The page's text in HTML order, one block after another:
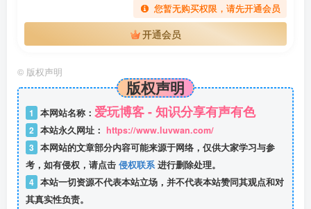
您暂无购买权限，请先开通会员
开通会员
© 版权声明
版权声明
1 本网站名称： 爱玩博客 - 知识分享有声有色
2 本站永久网址： https://www.luvwan.com/
3 本网站的文章部分内容可能来源于网络，仅供大家学习与参
考，如有侵权，请点击 侵权联系 进行删除处理。
4 本站一切资源不代表本站立场，并不代表本站赞同其观点和对
其真实性负责。